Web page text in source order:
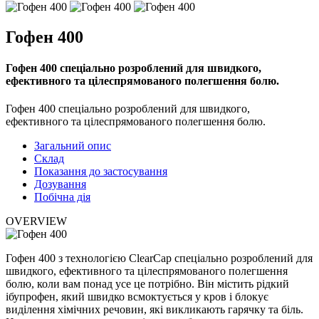
Гофен 400
Гофен 400 спеціально розроблений для швидкого,
ефективного та цілеспрямованого полегшення болю.
Гофен 400 спеціально розроблений для швидкого,
ефективного та цілеспрямованого полегшення болю.
Загальний опис
Склад
Показання до застосування
Дозування
Побічна дія
OVERVIEW
Гофен 400 з технологією ClearСap спеціально розроблений для
швидкого, ефективного та цілеспрямованого полегшення
болю, коли вам понад усе це потрібно. Він містить рідкий
ібупрофен, який швидко всмоктується у кров і блокує
виділення хімічних речовин, які викликають гарячку та біль.